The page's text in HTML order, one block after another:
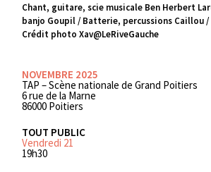
Chant, guitare, scie musicale Ben Herbert
banjo Goupil / Batterie, percussions Caillou /
Crédit photo Xav@LeRiveGauche
NOVEMBRE 2025
TAP – Scène nationale de Grand Poitiers
6 rue de la Marne
86000 Poitiers
TOUT PUBLIC
Vendredi 21
19h30